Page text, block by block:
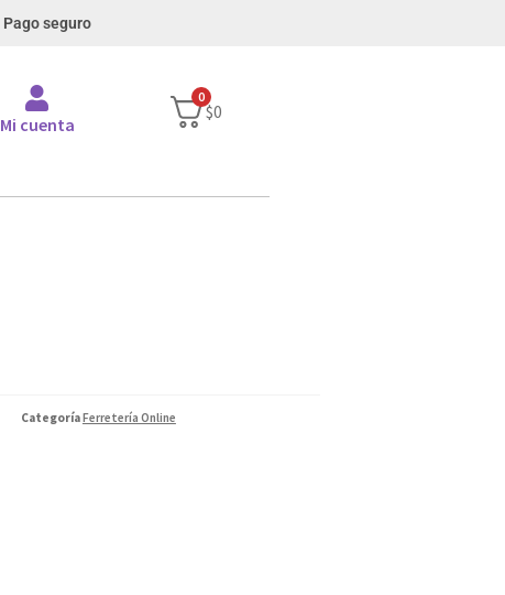
Pago seguro
Mi cuenta
0
$0
CategoríaFerretería Online